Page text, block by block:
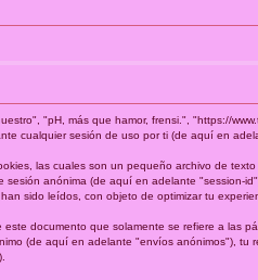
"pH, más que hamor, frensi.", "https://
cualquier sesión de uso por ti (de aquí en
las cuales son un pequeño archivo de
anónima (de aquí en adelante "session-
sido leídos, con objeto de optimizar tu
documento que solamente se refiere a las
(de aquí en adelante "envíos anónimos"), tu